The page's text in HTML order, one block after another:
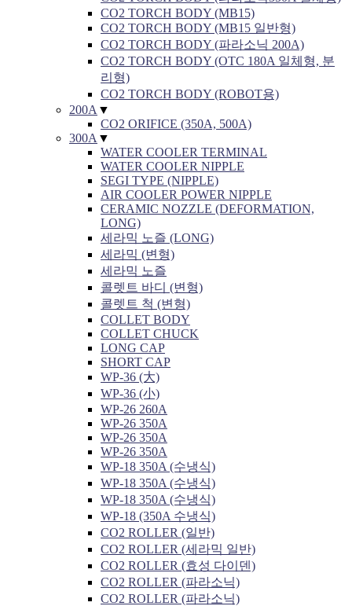
CO2 TORCH BODY (MB15)
CO2 TORCH BODY (MB15 일반형)
CO2 TORCH BODY (파라소닉 200A)
CO2 TORCH BODY (OTC 180A 일체형, 분
리형)
CO2 TORCH BODY (ROBOT용)
200A ▼
CO2 ORIFICE (350A, 500A)
300A ▼
WATER COOLER TERMINAL
WATER COOLER NIPPLE
SEGI TYPE (NIPPLE)
AIR COOLER POWER NIPPLE
CERAMIC NOZZLE (DEFORMATION,
LONG)
세라믹 노즐 (LONG)
세라믹 (변형)
세라믹 노즐
콜렛트 바디 (변형)
콜렛트 척 (변형)
COLLET BODY
COLLET CHUCK
LONG CAP
SHORT CAP
WP-36 (大)
WP-36 (小)
WP-26 260A
WP-26 350A
WP-26 350A
WP-26 350A
WP-18 350A (수냉식)
WP-18 350A (수냉식)
WP-18 350A (수냉식)
WP-18 (350A 수냉식)
CO2 ROLLER (일반)
CO2 ROLLER (세라믹 일반)
CO2 ROLLER (효성 다이덴)
CO2 ROLLER (파라소닉)
CO2 ROLLER (파라소닉)